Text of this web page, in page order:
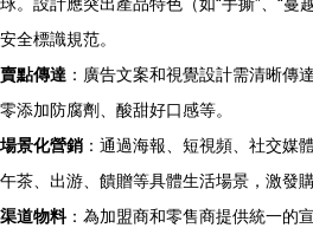
安全標識規范。
賣點傳達 ：廣告文案和視覺設計需清晰傳
零添加防腐劑、酸甜好口感等。
場景化營銷 ：通過海報、短視頻、社交媒
午茶、出游、饋贈等具體生活場景，激發購
渠道物料：為加盟商和零售商提供統一的